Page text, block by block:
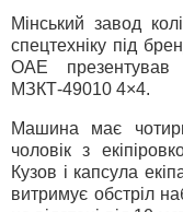
Мінський завод
спецтехніку під
ОАЕ презентував
МЗКТ-49010 4×4.
Машина має
чоловік з
Кузов і капсула
витримує обстріл